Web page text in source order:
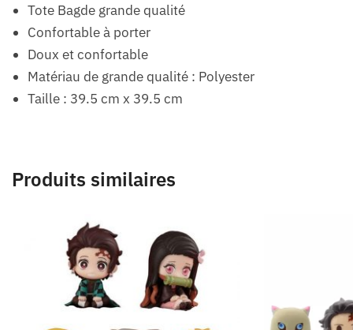
Tote Bagde grande qualité
Confortable à porter
Doux et confortable
Matériau de grande qualité : Polyester
Taille : 39.5 cm x 39.5 cm
Produits similaires